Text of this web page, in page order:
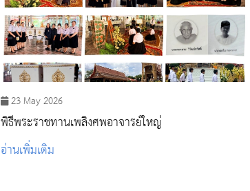
23 May 2026
พิธีพระราชทานเพลิงศพอาจารย์ใหญ่
อ่านเพิ่มเติม